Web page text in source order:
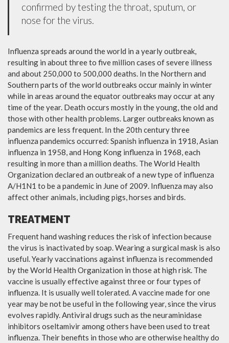
confirmed by testing the throat, sputum, or
nose for the virus.
Influenza spreads around the world in a yearly outbreak,
resulting in about three to five million cases of severe illness
and about 250,000 to 500,000 deaths. In the Northern and
Southern parts of the world outbreaks occur mainly in winter
while in areas around the equator outbreaks may occur at any
time of the year. Death occurs mostly in the young, the old and
those with other health problems. Larger outbreaks known as
pandemics are less frequent. In the 20th century three
influenza pandemics occurred: Spanish influenza in 1918, Asian
influenza in 1958, and Hong Kong influenza in 1968, each
resulting in more than a million deaths. The World Health
Organization declared an outbreak of a new type of influenza
A/H1N1 to be a pandemic in June of 2009. Influenza may also
affect other animals, including pigs, horses and birds.
TREATMENT
Frequent hand washing reduces the risk of infection because
the virus is inactivated by soap. Wearing a surgical mask is also
useful. Yearly vaccinations against influenza is recommended
by the World Health Organization in those at high risk. The
vaccine is usually effective against three or four types of
influenza. It is usually well tolerated. A vaccine made for one
year may be not be useful in the following year, since the virus
evolves rapidly. Antiviral drugs such as the neuraminidase
inhibitors oseltamivir among others have been used to treat
influenza. Their benefits in those who are otherwise healthy do